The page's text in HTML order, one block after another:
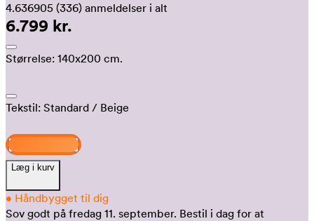
4.636905 (336) anmeldelser i alt
6.799 kr.
Størrelse: 140x200 cm.
Tekstil: Standard / Beige
Læg i kurv
• Håndbygget til dig
Sov godt på fredag 11. september. Bestil i dag for at